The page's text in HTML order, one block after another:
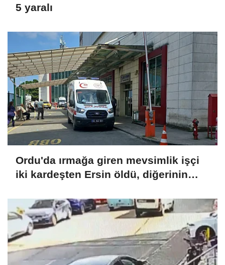
5 yaralı
Ordu'da ırmağa giren mevsimlik işçi
iki kardeşten Ersin öldü, diğerinin